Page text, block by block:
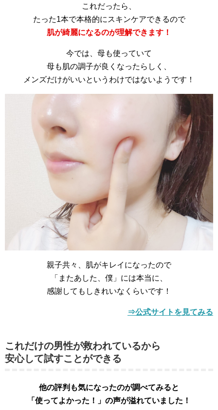
これだったら、
たった1本で本格的にスキンケアできるので
肌が綺麗になるのが理解できます！
今では、母も使っていて
母も肌の調子が良くなったらしく、
メンズだけがいいというわけではないようです！
親子共々、肌がキレイになったので
「またあした、僕」には本当に、
感謝してもしきれいなくらいです！
⇒公式サイトを見てみる
これだけの男性が救われているから
安心して試すことができる
他の評判も気になったのが調べてみると
「使ってよかった！」の声が溢れていました！